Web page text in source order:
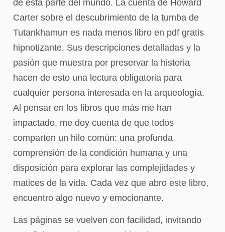
de esta parte del mundo. La cuenta de Howard
Carter sobre el descubrimiento de la tumba de
Tutankhamun es nada menos libro en pdf gratis
hipnotizante. Sus descripciones detalladas y la
pasión que muestra por preservar la historia
hacen de esto una lectura obligatoria para
cualquier persona interesada en la arqueología.
Al pensar en los libros que más me han
impactado, me doy cuenta de que todos
comparten un hilo común: una profunda
comprensión de la condición humana y una
disposición para explorar las complejidades y
matices de la vida. Cada vez que abro este libro,
encuentro algo nuevo y emocionante.
Las páginas se vuelven con facilidad, invitando